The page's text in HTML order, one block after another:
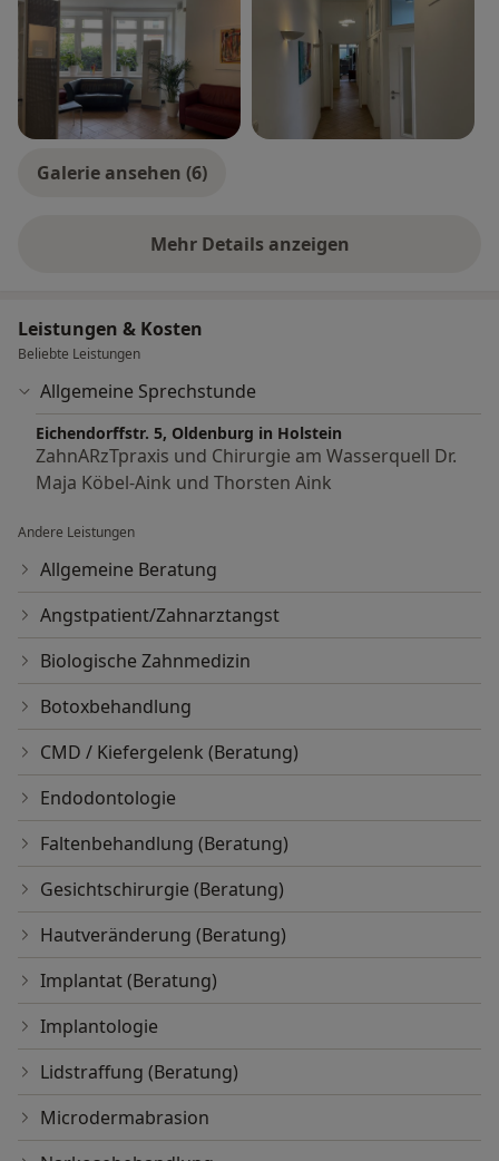
Galerie ansehen (6)
Mehr Details anzeigen
über Erfahrungen
Leistungen & Kosten
Beliebte Leistungen
Allgemeine Sprechstunde
Eichendorffstr. 5, Oldenburg in Holstein
ZahnARzTpraxis und Chirurgie am Wasserquell Dr.
Maja Köbel-Aink und Thorsten Aink
Andere Leistungen
Allgemeine Beratung
Angstpatient/Zahnarztangst
Biologische Zahnmedizin
Botoxbehandlung
CMD / Kiefergelenk (Beratung)
Endodontologie
Faltenbehandlung (Beratung)
Gesichtschirurgie (Beratung)
Hautveränderung (Beratung)
Implantat (Beratung)
Implantologie
Lidstraffung (Beratung)
Microdermabrasion